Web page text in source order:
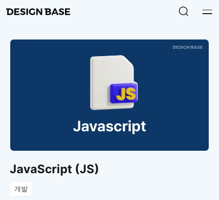
JavaScript (JS)
개발